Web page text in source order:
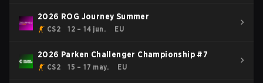
2026 ROG Journey Summer
CS2 12 – 14 jun. EU
2026 Parken Challenger Championship #7
CS2 15 – 17 may. EU